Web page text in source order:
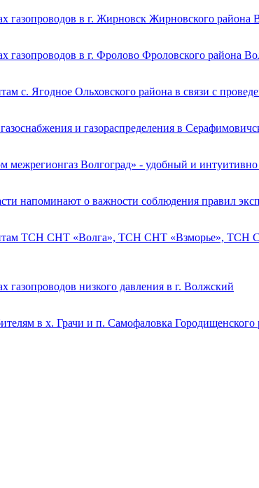
в г. Жирновск Жирновского района
в г. Фролово Фроловского района
с. Ягодное Ольховского района в связи с
и газораспределения в
межрегионгаз Волгоград» - удобный и
напоминают о важности соблюдения правил
ТСН СНТ «Волга», ТСН СНТ «Взморье»,
низкого давления в г. Волжский
в х. Грачи и п. Самофаловка Городищенского